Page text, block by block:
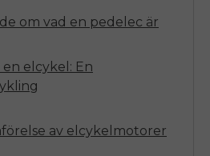
om vad en pedelec är
elcykel: En
av elcykelmotorer